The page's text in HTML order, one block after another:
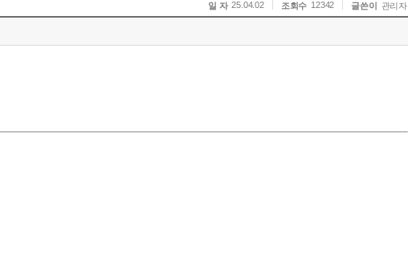
일 자 25.04.02 조회수 12342 글쓴이 관리자